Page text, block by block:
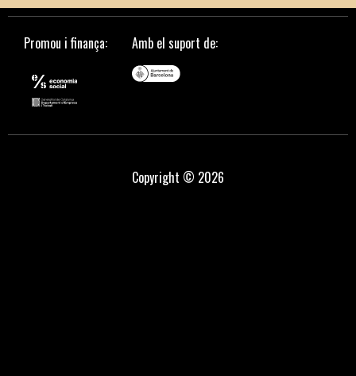
Promou i finança: Amb el suport de:
Copyright © 2026